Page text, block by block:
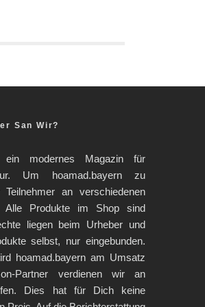
San Wir?
ein modernes Magazin für
Um hoamad.bayern zu
an verschiedenen
Alle Produkte im Shop sind
liegen beim Urheber und
selbst, nur eingebunden.
hoamad.bayern am Umsatz
Partner verdienen wir an
Dies hat für Dich keine